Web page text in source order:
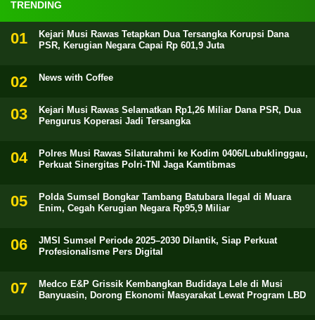
TRENDING
Kejari Musi Rawas Tetapkan Dua Tersangka Korupsi Dana
PSR, Kerugian Negara Capai Rp 601,9 Juta
News with Coffee
Kejari Musi Rawas Selamatkan Rp1,26 Miliar Dana PSR, Dua
Pengurus Koperasi Jadi Tersangka
Polres Musi Rawas Silaturahmi ke Kodim 0406/Lubuklinggau,
Perkuat Sinergitas Polri-TNI Jaga Kamtibmas
Polda Sumsel Bongkar Tambang Batubara Ilegal di Muara
Enim, Cegah Kerugian Negara Rp95,9 Miliar
JMSI Sumsel Periode 2025–2030 Dilantik, Siap Perkuat
Profesionalisme Pers Digital
Medco E&P Grissik Kembangkan Budidaya Lele di Musi
Banyuasin, Dorong Ekonomi Masyarakat Lewat Program LBD